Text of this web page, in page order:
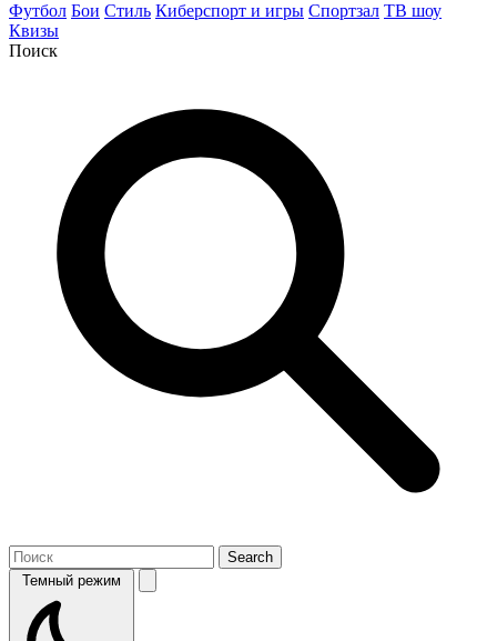
Футбол Бои Стиль Киберспорт и игры Спортзал ТВ шоу
Квизы
Поиск
Темный режим